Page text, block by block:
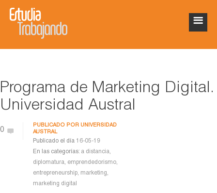
Programa de Marketing Digital.
Universidad Austral
0
PUBLICADO POR UNIVERSIDAD
AUSTRAL
Publicado el día 16-05-19
En las categorías: a distancia,
diplomatura, emprendedorismo,
entrepreneurship, marketing,
marketing digital